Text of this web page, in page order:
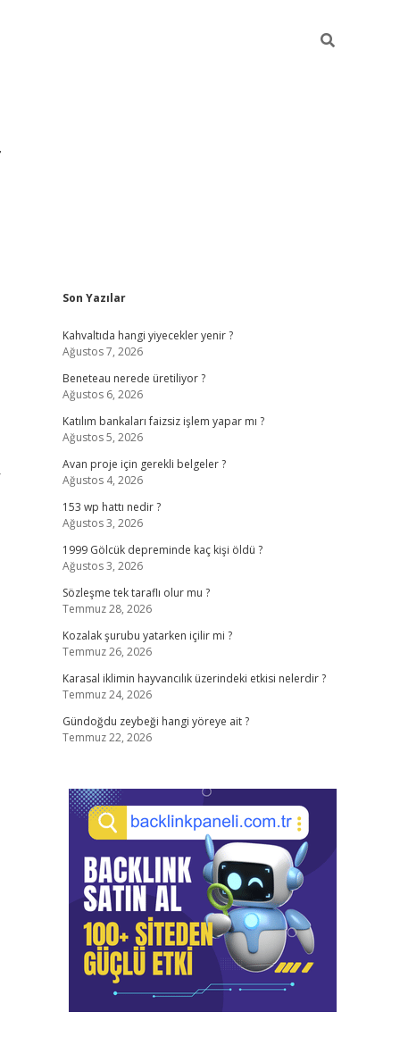
Sidebar
Son Yazılar
Kahvaltıda hangi yiyecekler yenir ?
Ağustos 7, 2026
Beneteau nerede üretiliyor ?
Ağustos 6, 2026
Katılım bankaları faizsiz işlem yapar mı ?
Ağustos 5, 2026
Avan proje için gerekli belgeler ?
Ağustos 4, 2026
153 wp hattı nedir ?
Ağustos 3, 2026
1999 Gölcük depreminde kaç kişi öldü ?
Ağustos 3, 2026
Sözleşme tek taraflı olur mu ?
Temmuz 28, 2026
Kozalak şurubu yatarken içilir mi ?
Temmuz 26, 2026
Karasal iklimin hayvancılık üzerindeki etkisi nelerdir ?
Temmuz 24, 2026
Gündoğdu zeybeği hangi yöreye ait ?
Temmuz 22, 2026
https://hiltonbet-giris.com/